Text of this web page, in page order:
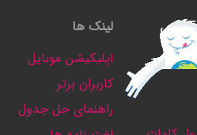
لینک ها
اپلیکیشن موبایل
کاربران برتر
راهنمای حل جدول